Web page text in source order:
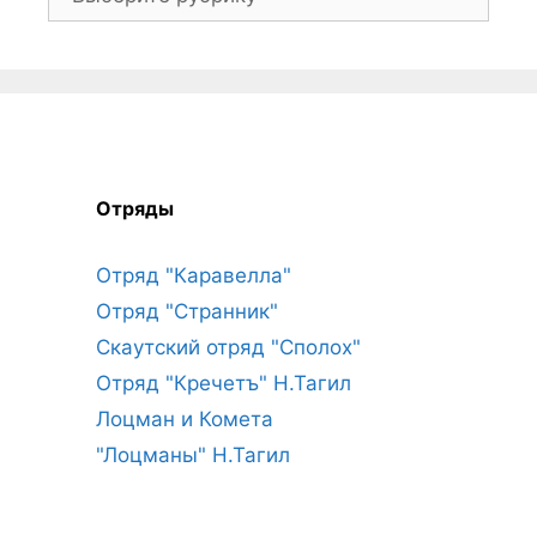
Отряды
Отряд "Каравелла"
Отряд "Странник"
Скаутский отряд "Сполох"
Отряд "Кречетъ" Н.Тагил
Лоцман и Комета
"Лоцманы" Н.Тагил